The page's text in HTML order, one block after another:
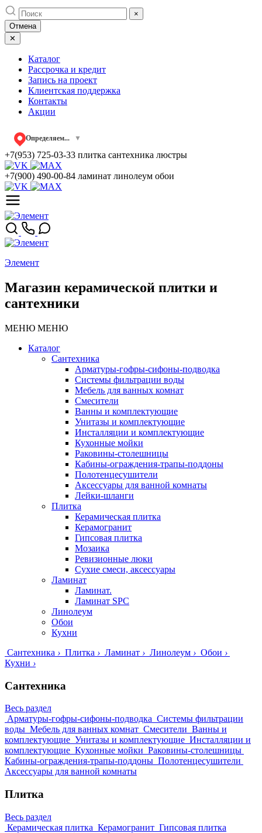
Skip
to
content
×
Отмена
✕
Каталог
Рассрочка и кредит
Запись на проект
Клиентская поддержка
Контакты
Акции
Определяем... ▼
+7(953) 725-03-33 плитка сантехника люстры
+7(900) 490-00-84 ламинат линолеум обои
Элемент
Магазин керамической плитки и
сантехники
МЕНЮ МЕНЮ
Каталог
Сантехника
Арматуры-гофры-сифоны-подводка
Системы фильтрации воды
Мебель для ванных комнат
Смесители
Ванны и комплектующие
Унитазы и комплектующие
Инсталляции и комплектующие
Кухонные мойки
Раковины-столешницы
Кабины-ограждения-трапы-поддоны
Полотенцесушители
Аксессуары для ванной комнаты
Лейки-шланги
Плитка
Керамическая плитка
Керамогранит
Гипсовая плитка
Мозаика
Ревизионные люки
Сухие смеси, аксессуары
Ламинат
Ламинат.
Ламинат SPC
Линолеум
Обои
Кухни
Сантехника › Плитка › Ламинат › Линолеум › Обои ›
Кухни ›
Сантехника
Весь раздел
Арматуры-гофры-сифоны-подводка Системы фильтрации
воды Мебель для ванных комнат Смесители Ванны и
комплектующие Унитазы и комплектующие Инсталляции и
комплектующие Кухонные мойки Раковины-столешницы
Кабины-ограждения-трапы-поддоны Полотенцесушители
Аксессуары для ванной комнаты
Плитка
Весь раздел
Керамическая плитка Керамогранит Гипсовая плитка